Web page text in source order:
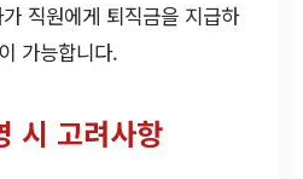
직원에게 퇴직금을 지급하
가능합니다.
시 고려사항